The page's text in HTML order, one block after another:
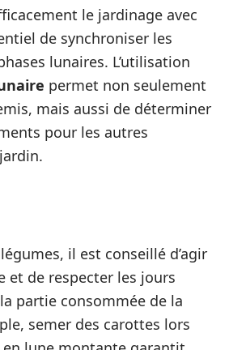
le jardinage avec
de synchroniser les
lunaires. L’utilisation
permet non seulement
mais aussi de déterminer
pour les autres
il est conseillé d’agir
et de respecter les jours
partie consommée de la
semer des carottes lors